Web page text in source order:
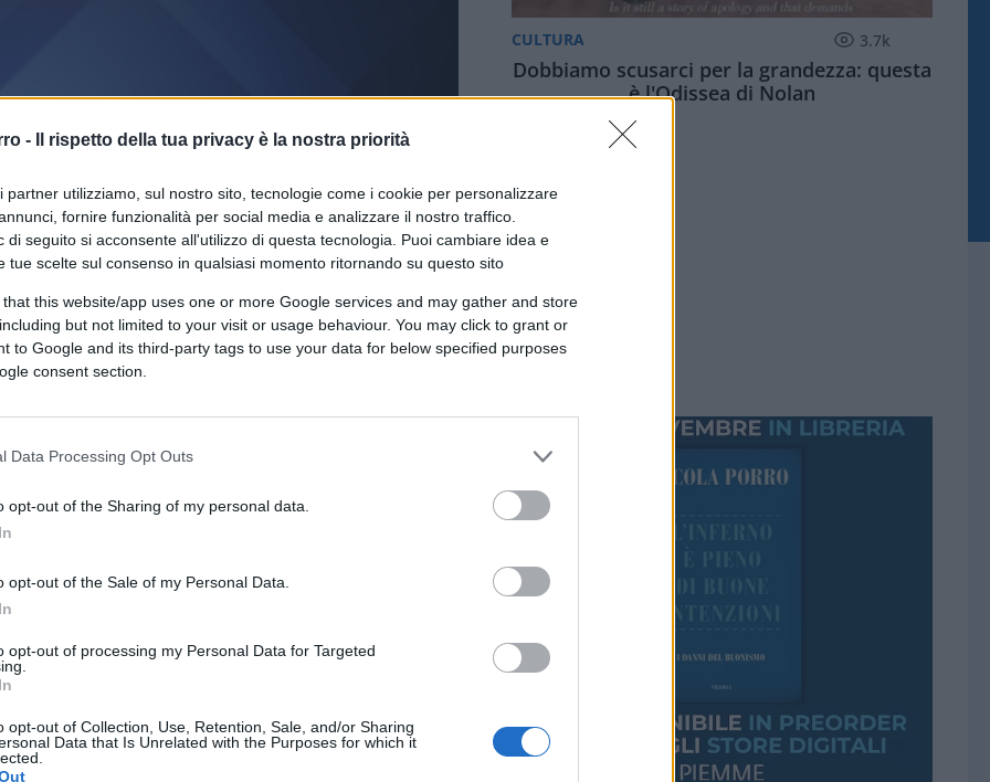
- Il rispetto della tua privacy è la nostra priorità
partner utilizziamo, sul nostro sito, tecnologie come i cookie per personalizzare
fornire funzionalità per social media e analizzare il nostro traffico.
di seguito si acconsente all'utilizzo di questa tecnologia. Puoi cambiare idea e
tue scelte sul consenso in qualsiasi momento ritornando su questo sito
that this website/app uses one or more Google services and may gather and store
but not limited to your visit or usage behaviour. You may click to grant or
to Google and its third-party tags to use your data for below specified purposes
consent section.
Data Processing Opt Outs
opt-out of the Sharing of my personal data.
opt-out of the Sale of my Personal Data.
opt-out of processing my Personal Data for Targeted
opt-out of Collection, Use, Retention, Sale, and/or Sharing
Data that Is Unrelated with the Purposes for which it
su Google CLICCA QUI
nordirlandese – per pure casualità in
– ha riproposto un Boris Johnson
l’integrità territoriale del Regno
europea a Carbis Bay – magnifica
l’utilizzo dell’articolo 16 del
unilaterale da parte di uno dei
Macron (“Ulster non è parte del
più conciliante da parte del
dopo laBrexit? Bruxelles accusa il
i controlli dovuti alle merci nel
prevede che in alcuni settori Belfast
In verità, era stata la stessa
CULTURA 3.7k
Dobbiamo scusarci per la grandezza: questa
è l'Odissea di Nolan